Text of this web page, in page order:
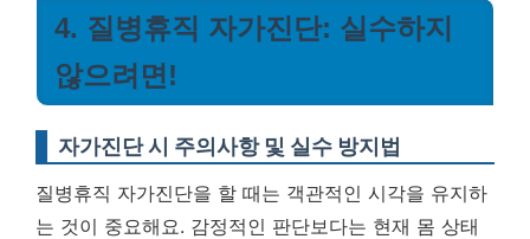
4. 질병휴직 자가진단: 실수하지
않으려면!
자가진단 시 주의사항 및 실수 방지법
질병휴직 자가진단을 할 때는 객관적인 시각을 유지하
는 것이 중요해요. 감정적인 판단보다는 현재 몸 상태